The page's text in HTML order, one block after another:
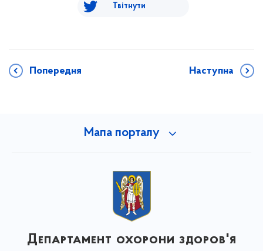
Твітнути
Попередня Наступна
Мапа порталу
Департамент охорони здоров'я